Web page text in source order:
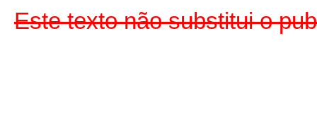
Este texto não substitui o